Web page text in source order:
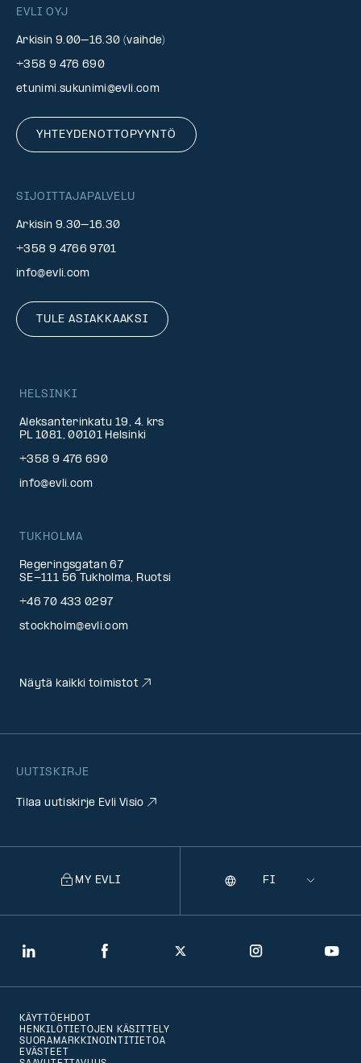
EVLI OYJ
Arkisin 9.00–16.30 (vaihde)
+358 9 476 690
etunimi.sukunimi@evli.com
YHTEYDENOTTOPYYNTÖ
SIJOITTAJAPALVELU
Arkisin 9.30–16.30
+358 9 4766 9701
info@evli.com
TULE ASIAKKAAKSI
UUTISKIRJE
Tilaa uutiskirje Evli Visio
HELSINKI
Aleksanterinkatu 19, 4. krs
PL 1081, 00101 Helsinki
+358 9 476 690
info@evli.com
TUKHOLMA
Regeringsgatan 67
SE-111 56 Tukholma, Ruotsi
+46 70 433 0297
stockholm@evli.com
Näytä kaikki toimistot
LinkedIn Facebook Twitter Instagram
MY EVLI
Selecting
Kieli
KÄYTTÖEHDOT
HENKILÖTIETOJEN KÄSITTELY
SUORAMARKKINOINTITIETOA
EVÄSTEET